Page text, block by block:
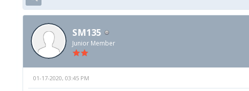
SM135
Junior Member
01-17-2020, 03:45 PM